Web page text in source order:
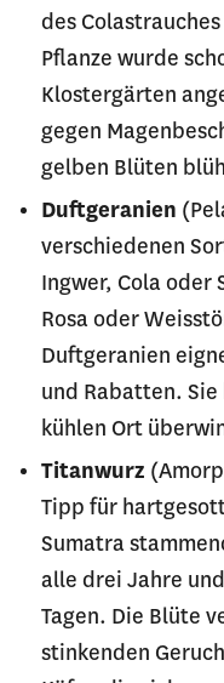
des
Pflanze wurde
Klostergärten
gegen
gelben Blüten
Duftgeranien
verschiedenen
Ingwer, Cola oder
Rosa oder
Duftgeranien
und Rabatten. Sie
kühlen Ort
Titanwurz
Tipp für
Sumatra
alle drei Jahre
Tagen. Die Blüte
stinkenden